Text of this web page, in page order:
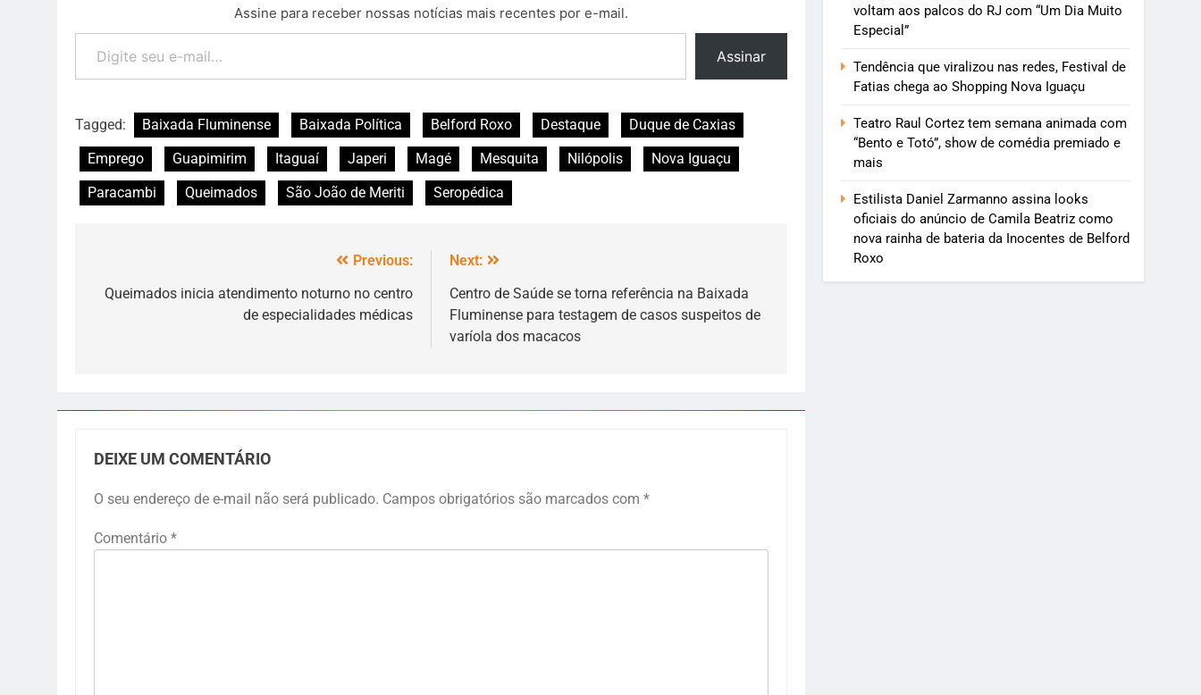
Assine para receber nossas notícias mais recentes por e-mail.
Assinar
Tagged: Baixada Fluminense Baixada Política Belford Roxo Destaque
Duque de Caxias
Emprego
Guapimirim Itaguaí Japeri Magé Mesquita Nilópolis
Nova Iguaçu
Paracambi
Queimados São João de Meriti Seropédica
Previous:
Queimados inicia atendimento noturno no centro
de especialidades médicas
Next:
Centro de Saúde se torna referência na Baixada
Fluminense para testagem de casos suspeitos de
varíola dos macacos
DEIXE UM COMENTÁRIO
O seu endereço de e-mail não será publicado. Campos obrigatórios são marcados com *
Comentário *
voltam aos palcos do RJ com “Um Dia Muito
Especial”
Tendência que viralizou nas redes, Festival de
Fatias chega ao Shopping Nova Iguaçu
Teatro Raul Cortez tem semana animada com
“Bento e Totó”, show de comédia premiado e
mais
Estilista Daniel Zarmanno assina looks
oficiais do anúncio de Camila Beatriz como
nova rainha de bateria da Inocentes de Belford
Roxo